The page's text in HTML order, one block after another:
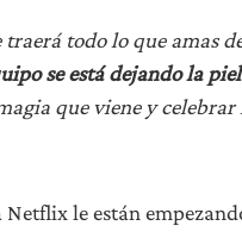
todo lo que amas
se está dejando la
que viene y
Netflix le están